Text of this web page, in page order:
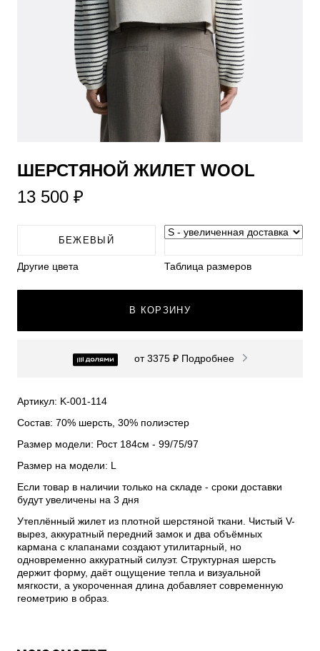
​ШЕРСТЯНОЙ ЖИЛЕТ WOOL
13 500 ₽
БЕЖЕВЫЙ
Другие цвета Таблица размеров
В КОРЗИНУ
от 3375 ₽ Подробнее
Артикул: K-001-114
Состав: 70% шерсть, 30% полиэстер
Размер модели: Рост 184см - 99/75/97
Размер на модели: L
Если товар в наличии только на складе - сроки доставки
будут увеличены на 3 дня
Утеплённый жилет из плотной шерстяной ткани. Чистый V-
вырез, аккуратный передний замок и два объёмных
кармана с клапанами создают утилитарный, но
одновременно аккуратный силуэт. Структурная шерсть
держит форму, даёт ощущение тепла и визуальной
мягкости, а укороченная длина добавляет современную
геометрию в образ.